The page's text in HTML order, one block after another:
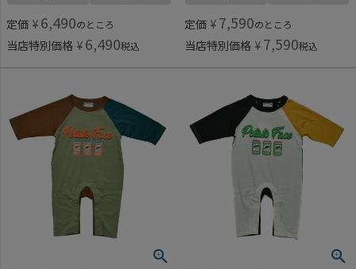
定価 ¥ 6,490のところ
当店特別価格 ¥ 6,490税込
定価 ¥ 7,590のところ
当店特別価格 ¥ 7,590税込